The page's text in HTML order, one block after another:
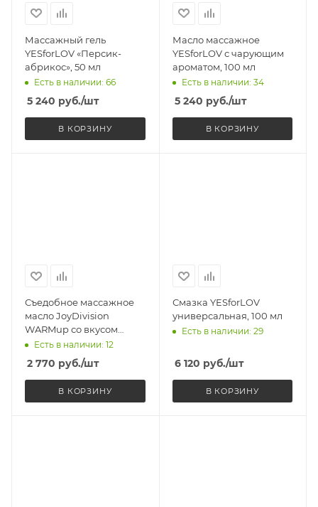
Массажный гель
YESforLOV «Персик-
абрикос», 50 мл
Есть в наличии: 66
5 240 руб./шт
В КОРЗИНУ
Масло массажное
YESforLOV с чарующим
ароматом, 100 мл
Есть в наличии: 34
5 240 руб./шт
В КОРЗИНУ
Съедобное массажное
масло JoyDivision
WARMup со вкусом
мяты, разогревающее,
Есть в наличии: 12
2 770 руб./шт
В КОРЗИНУ
Смазка YESforLOV
универсальная, 100 мл
Есть в наличии: 29
6 120 руб./шт
В КОРЗИНУ